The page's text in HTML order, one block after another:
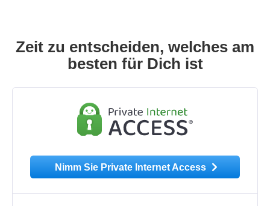
Zeit zu entscheiden, welches am
besten für Dich ist
Nimm Sie Private Internet Access